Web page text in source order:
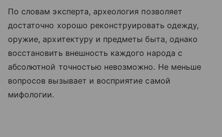
По словам эксперта, археология позволяет
достаточно хорошо реконструировать одежду,
оружие, архитектуру и предметы быта, однако
восстановить внешность каждого народа с
абсолютной точностью невозможно. Не меньше
вопросов вызывает и восприятие самой
мифологии.